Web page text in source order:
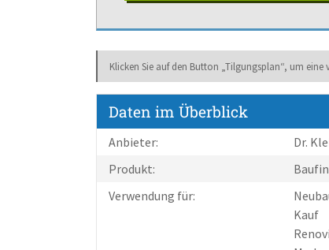
Klicken Sie auf den Button „Tilgungsplan“, um
Daten im Überblick
Anbieter:
Dr.
Produkt:
Verwendung für:
Kauf